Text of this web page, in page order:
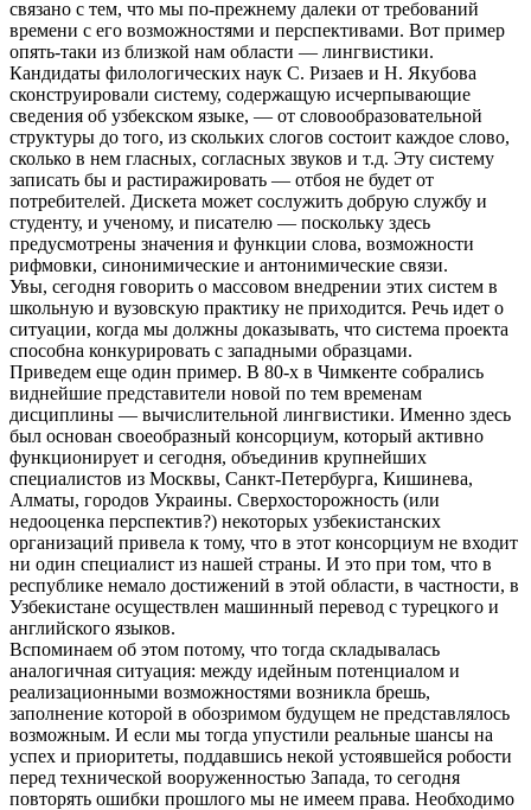
связано с тем, что мы по-прежнему далеки от требований
времени с его возможностями и перспективами. Вот пример
опять-таки из близкой нам области — лингвистики.
Кандидаты филологических наук С. Ризаев и Н. Якубова
сконструировали систему, содержащую исчерпывающие
сведения об узбекском языке, — от словообразовательной
структуры до того, из скольких слогов состоит каждое слово,
сколько в нем гласных, согласных звуков и т.д. Эту систему
записать бы и растиражировать — отбоя не будет от
потребителей. Дискета может сослужить добрую службу и
студенту, и ученому, и писателю — поскольку здесь
предусмотрены значения и функции слова, возможности
рифмовки, синонимические и антонимические связи.
Увы, сегодня говорить о массовом внедрении этих систем в
школьную и вузовскую практику не приходится. Речь идет о
ситуации, когда мы должны доказывать, что система проекта
способна конкурировать с западными образцами.
Приведем еще один пример. В 80-х в Чимкенте собрались
виднейшие представители новой по тем временам
дисциплины — вычислительной лингвистики. Именно здесь
был основан своеобразный консорциум, который активно
функционирует и сегодня, объединив крупнейших
специалистов из Москвы, Санкт-Петербурга, Кишинева,
Алматы, городов Украины. Сверхосторожность (или
недооценка перспектив?) некоторых узбекистанских
организаций привела к тому, что в этот консорциум не входит
ни один специалист из нашей страны. И это при том, что в
республике немало достижений в этой области, в частности, в
Узбекистане осуществлен машинный перевод с турецкого и
английского языков.
Вспоминаем об этом потому, что тогда складывалась
аналогичная ситуация: между идейным потенциалом и
реализационными возможностями возникла брешь,
заполнение которой в обозримом будущем не представлялось
возможным. И если мы тогда упустили реальные шансы на
успех и приоритеты, поддавшись некой устоявшейся робости
перед технической вооруженностью Запада, то сегодня
повторять ошибки прошлого мы не имеем права. Необходимо